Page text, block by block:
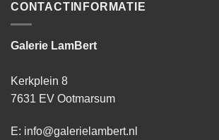
CONTACTINFORMATIE
Galerie LamBert
Kerkplein 8
7631 EV Ootmarsum
E: info@galerielambert.nl